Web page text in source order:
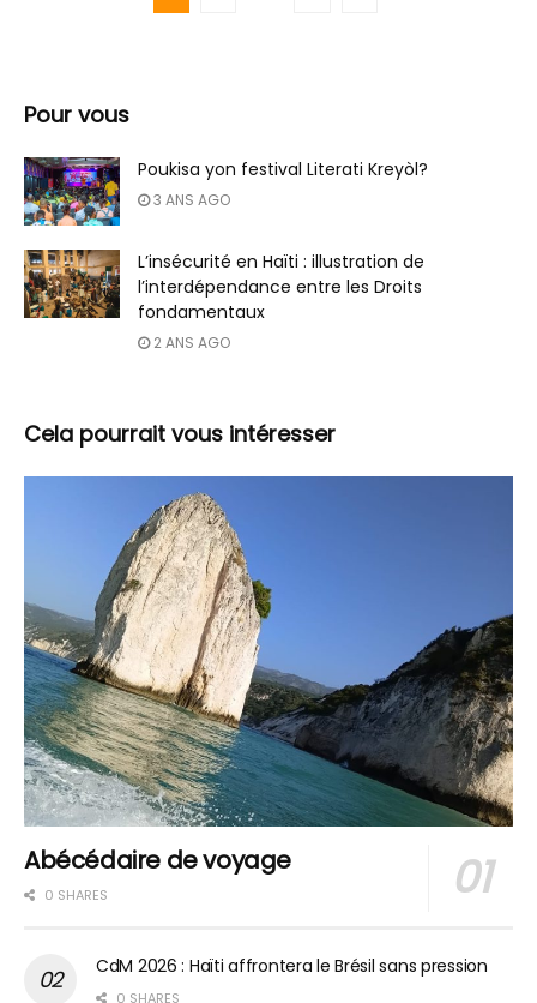
Pour vous
Poukisa yon festival Literati Kreyòl?
3 ANS AGO
L’insécurité en Haïti : illustration de
l’interdépendance entre les Droits
fondamentaux
2 ANS AGO
Cela pourrait vous intéresser
Abécédaire de voyage
0 SHARES
CdM 2026 : Haïti affrontera le Brésil sans pression
0 SHARES